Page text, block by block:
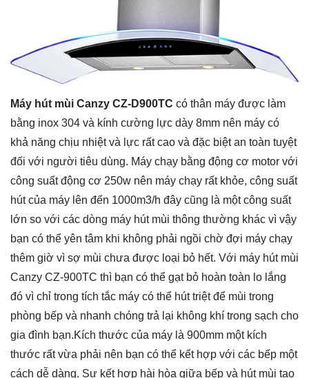
Máy hút mùi Canzy CZ-D900TC có thân máy được làm
bằng inox 304 và kính cường lực dày 8mm nên máy có
khả năng chịu nhiệt và lực rất cao và đặc biệt an toàn tuyệt
đối với người tiêu dùng. Máy chạy bằng động cơ motor với
công suất động cơ 250w nên máy chạy rất khỏe, công suất
hút của máy lên đến 1000m3/h đây cũng là một công suất
lớn so với các dòng máy hút mùi thông thường khác vì vậy
bạn có thể yên tâm khi không phải ngồi chờ đợi máy chạy
thêm giờ vì sợ mùi chưa được loại bỏ hết. Với máy hút mùi
Canzy CZ-900TC thì bạn có thể gạt bỏ hoàn toàn lo lắng
đó vì chỉ trong tích tắc máy có thể hút triệt để mùi trong
phòng bếp và nhanh chóng trả lại không khí trong sạch cho
gia đình bạn.Kích thước của máy là 900mm một kích
thước rất vừa phải nên bạn có thể kết hợp với các bếp một
cách dễ dàng. Sự kết hợp hài hòa giữa bếp và hút mùi tạo